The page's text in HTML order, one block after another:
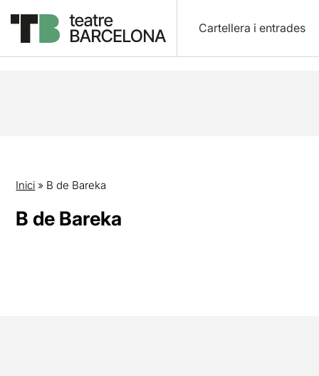
Cartellera i entrades
Inici » B de Bareka
B de Bareka